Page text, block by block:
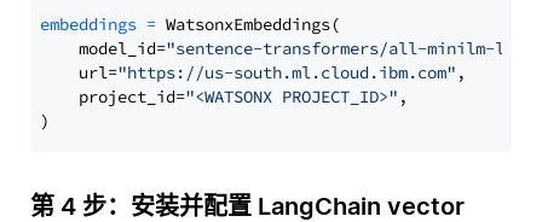
embeddings = WatsonxEmbeddings(
    model_id=
"sentence-transformers/all-minilm-l6-
    url=
"https://us-south.ml.cloud.ibm.com" ,
    project_id=
"<WATSONX PROJECT_ID>" ,
第 4 步：安装并配置 LangChain vector